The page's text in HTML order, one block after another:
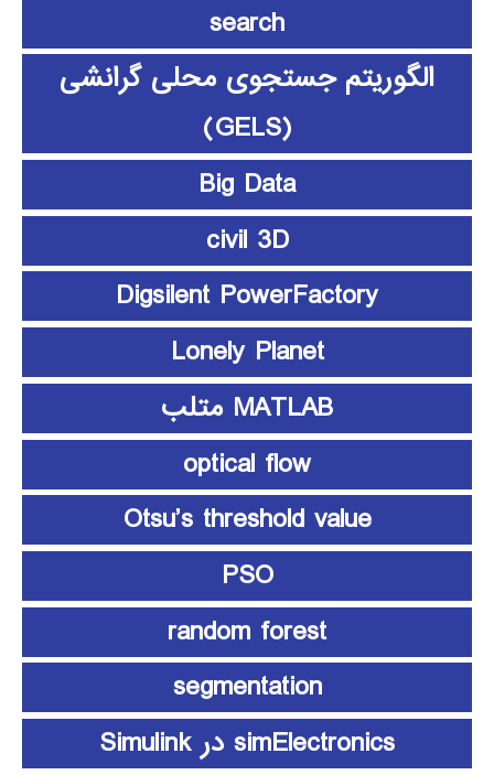
search
الگوریتم جستجوی محلی گرانشی
(GELS)
Big Data
civil 3D
Digsilent PowerFactory
Lonely Planet
MATLAB متلب
optical flow
Otsu’s threshold value
PSO
random forest
segmentation
simElectronics در Simulink